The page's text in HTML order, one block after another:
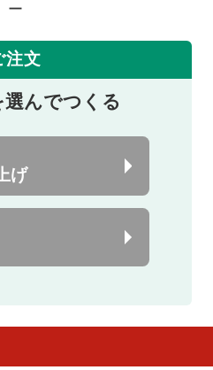
ー
注文
んでつくる
げ